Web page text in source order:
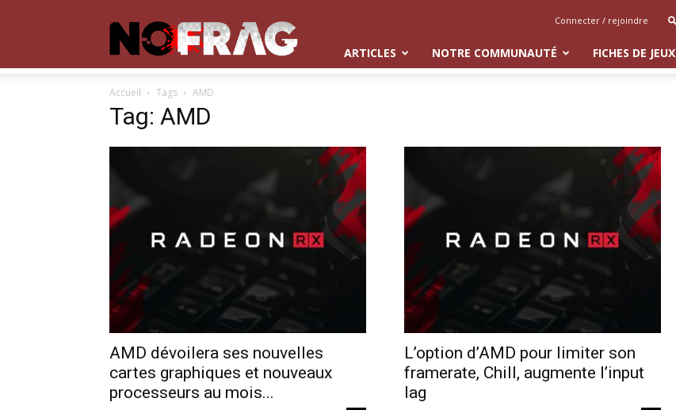
Connecter / rejoindre
ARTICLES NOTRE COMMUNAUTÉ FICHES DE JEUX
Accueil Tags AMD
Tag: AMD
AMD dévoilera ses nouvelles
cartes graphiques et nouveaux
processeurs au mois...
L’option d’AMD pour limiter son
framerate, Chill, augmente l’input
lag